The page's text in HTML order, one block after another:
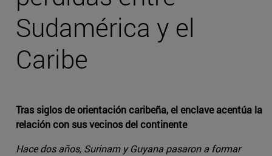
Sudamérica y el
Caribe
Tras siglos de orientación caribeña, el enclave acentúa la
relación con sus vecinos del continente
Hace dos años, Surinam y Guyana pasaron a formar